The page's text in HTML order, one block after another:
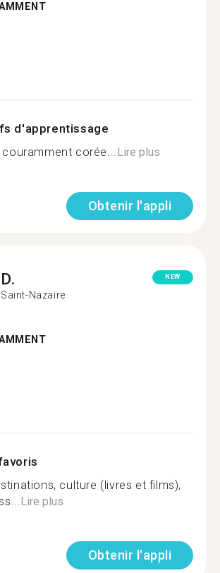
d'apprentissage
couramment corée...Lire plus
Obtenir l'appli
D.
Saint-Nazaire
NEW
culture (livres et films),
Lire plus
Obtenir l'appli